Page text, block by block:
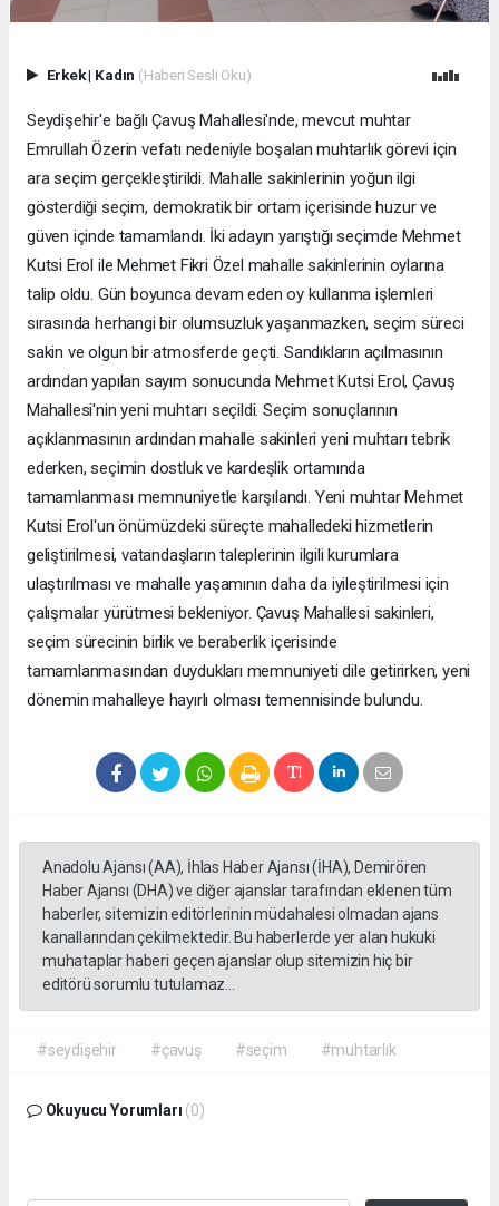
Erkek| Kadın (Haberi Sesli Oku)
Seydişehir'e bağlı Çavuş Mahallesi'nde, mevcut muhtar
Emrullah Özerin vefatı nedeniyle boşalan muhtarlık görevi için
ara seçim gerçekleştirildi. Mahalle sakinlerinin yoğun ilgi
gösterdiği seçim, demokratik bir ortam içerisinde huzur ve
güven içinde tamamlandı. İki adayın yarıştığı seçimde Mehmet
Kutsi Erol ile Mehmet Fikri Özel mahalle sakinlerinin oylarına
talip oldu. Gün boyunca devam eden oy kullanma işlemleri
sırasında herhangi bir olumsuzluk yaşanmazken, seçim süreci
sakin ve olgun bir atmosferde geçti. Sandıkların açılmasının
ardından yapılan sayım sonucunda Mehmet Kutsi Erol, Çavuş
Mahallesi'nin yeni muhtarı seçildi. Seçim sonuçlarının
açıklanmasının ardından mahalle sakinleri yeni muhtarı tebrik
ederken, seçimin dostluk ve kardeşlik ortamında
tamamlanması memnuniyetle karşılandı. Yeni muhtar Mehmet
Kutsi Erol'un önümüzdeki süreçte mahalledeki hizmetlerin
geliştirilmesi, vatandaşların taleplerinin ilgili kurumlara
ulaştırılması ve mahalle yaşamının daha da iyileştirilmesi için
çalışmalar yürütmesi bekleniyor. Çavuş Mahallesi sakinleri,
seçim sürecinin birlik ve beraberlik içerisinde
tamamlanmasından duydukları memnuniyeti dile getirirken, yeni
dönemin mahalleye hayırlı olması temennisinde bulundu.
Anadolu Ajansı (AA), İhlas Haber Ajansı (İHA), Demirören
Haber Ajansı (DHA) ve diğer ajanslar tarafından eklenen tüm
haberler, sitemizin editörlerinin müdahalesi olmadan ajans
kanallarından çekilmektedir. Bu haberlerde yer alan hukuki
muhataplar haberi geçen ajanslar olup sitemizin hiç bir
editörü sorumlu tutulamaz...
#seydişehir #çavuş #seçim #muhtarlık
Okuyucu Yorumları (0)